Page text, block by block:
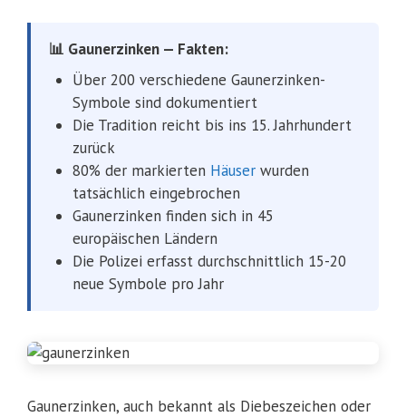
📊 Gaunerzinken — Fakten:
Über 200 verschiedene Gaunerzinken-
Symbole sind dokumentiert
Die Tradition reicht bis ins 15. Jahrhundert
zurück
80% der markierten Häuserwurden
tatsächlich eingebrochen
Gaunerzinken finden sich in 45
europäischen Ländern
Die Polizei erfasst durchschnittlich 15-20
neue Symbole pro Jahr
Gaunerzinken, auch bekannt als Diebeszeichen oder